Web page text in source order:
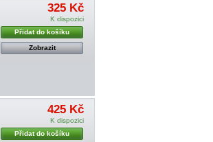
325 Kč
K dispozici
Přidat do košíku
Zobrazit
425 Kč
K dispozici
Přidat do košíku